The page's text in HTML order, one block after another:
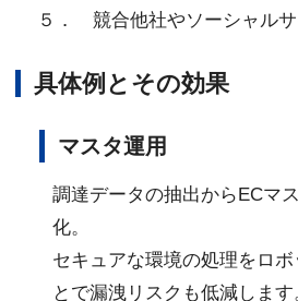
５． 競合他社やソーシャル
具体例とその効果
マスタ運用
調達データの抽出からECマ
化。
セキュアな環境の処理をロ
とで漏洩リスクも低減します